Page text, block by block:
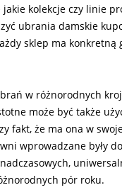
kolekcje czy linie
ubrania damskie
sklep ma konkretną
w różnorodnych
może być także
fakt, że ma ona w
wprowadzane były
pór roku.